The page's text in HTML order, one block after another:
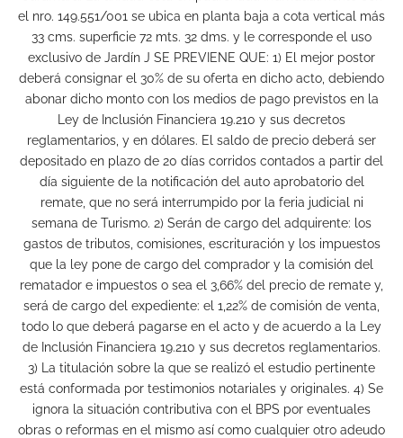
el nro. 149.551/001 se ubica en planta baja a cota vertical más
33 cms. superficie 72 mts. 32 dms. y le corresponde el uso
exclusivo de Jardín J SE PREVIENE QUE: 1) El mejor postor
deberá consignar el 30% de su oferta en dicho acto, debiendo
abonar dicho monto con los medios de pago previstos en la
Ley de Inclusión Financiera 19.210 y sus decretos
reglamentarios, y en dólares. El saldo de precio deberá ser
depositado en plazo de 20 días corridos contados a partir del
día siguiente de la notificación del auto aprobatorio del
remate, que no será interrumpido por la feria judicial ni
semana de Turismo. 2) Serán de cargo del adquirente: los
gastos de tributos, comisiones, escrituración y los impuestos
que la ley pone de cargo del comprador y la comisión del
rematador e impuestos o sea el 3,66% del precio de remate y,
será de cargo del expediente: el 1,22% de comisión de venta,
todo lo que deberá pagarse en el acto y de acuerdo a la Ley
de Inclusión Financiera 19.210 y sus decretos reglamentarios.
3) La titulación sobre la que se realizó el estudio pertinente
está conformada por testimonios notariales y originales. 4) Se
ignora la situación contributiva con el BPS por eventuales
obras o reformas en el mismo así como cualquier otro adeudo